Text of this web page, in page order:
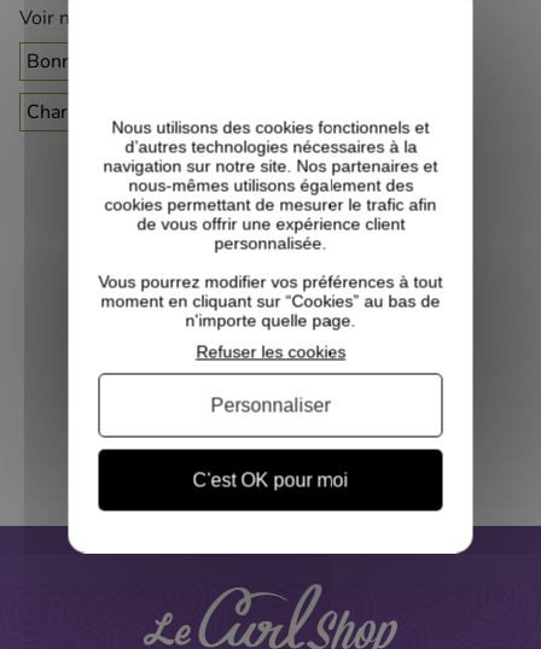
(1 avis)
Voir nos autres catégories :
Bonnets de douche
Charlottes de soins
PAIEMENTSÉCURISÉ
EXPÉDITIONSOUS 48H
SERVICE CLIENT01 45 76 62 94
VOIRNOS TUTOS EN BD
Nous utilisons des cookies fonctionnels et
d’autres technologies nécessaires à la
navigation sur notre site. Nos partenaires et
nous-mêmes utilisons également des
cookies permettant de mesurer le trafic afin
de vous offrir une expérience client
personnalisée.
Vous pourrez modifier vos préférences à tout
moment en cliquant sur “Cookies” au bas de
n'importe quelle page.
C'est OK pour moi
Refuser les cookies
Personnaliser